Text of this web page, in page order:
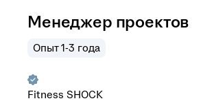
Менеджер проектов
Опыт 1-3 года
Fitness SHOCK